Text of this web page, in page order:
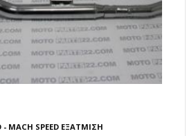
- MACH SPEED ΕΞΑΤΜΙΣΗ